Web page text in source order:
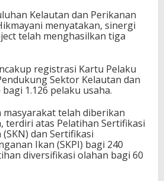
Kelautan dan Perikanan
menyatakan, sinergi
telah menghasilkan tiga
registrasi Kartu Pelaku
Sektor Kelautan dan
1.126 pelaku usaha.
telah diberikan
terdiri atas Pelatihan Sertifikasi
dan Sertifikasi
Ikan (SKPI) bagi 240
diversifikasi olahan bagi 60